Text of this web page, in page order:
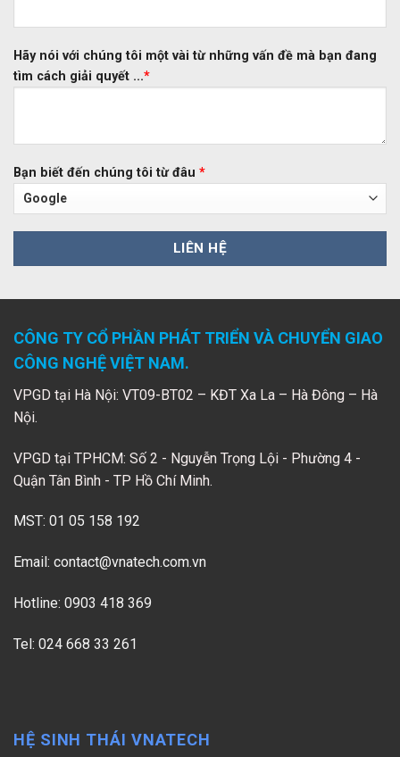
Hãy nói với chúng tôi một vài từ những vấn đề mà bạn đang
tìm cách giải quyết ...*
Bạn biết đến chúng tôi từ đâu *
CÔNG TY CỔ PHẦN PHÁT TRIỂN VÀ CHUYỂN GIAO
CÔNG NGHỆ VIỆT NAM.
VPGD tại Hà Nội: VT09-BT02 – KĐT Xa La – Hà Đông – Hà
Nội.
VPGD tại TPHCM: Số 2 - Nguyễn Trọng Lội - Phường 4 -
Quận Tân Bình - TP Hồ Chí Minh.
MST: 01 05 158 192
Email: contact@vnatech.com.vn
Hotline: 0903 418 369
Tel: 024 668 33 261
HỆ SINH THÁI VNATECH